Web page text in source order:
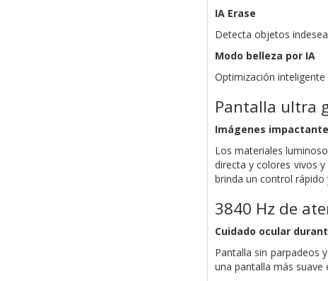
IA Erase
Detecta objetos
Modo belleza por IA
Optimización
Pantalla ultra
Imágenes
Los materiales
directa y colores vivos
brinda un control rápido
3840 Hz de
Cuidado ocular
Pantalla sin parpadeos
una pantalla más suave